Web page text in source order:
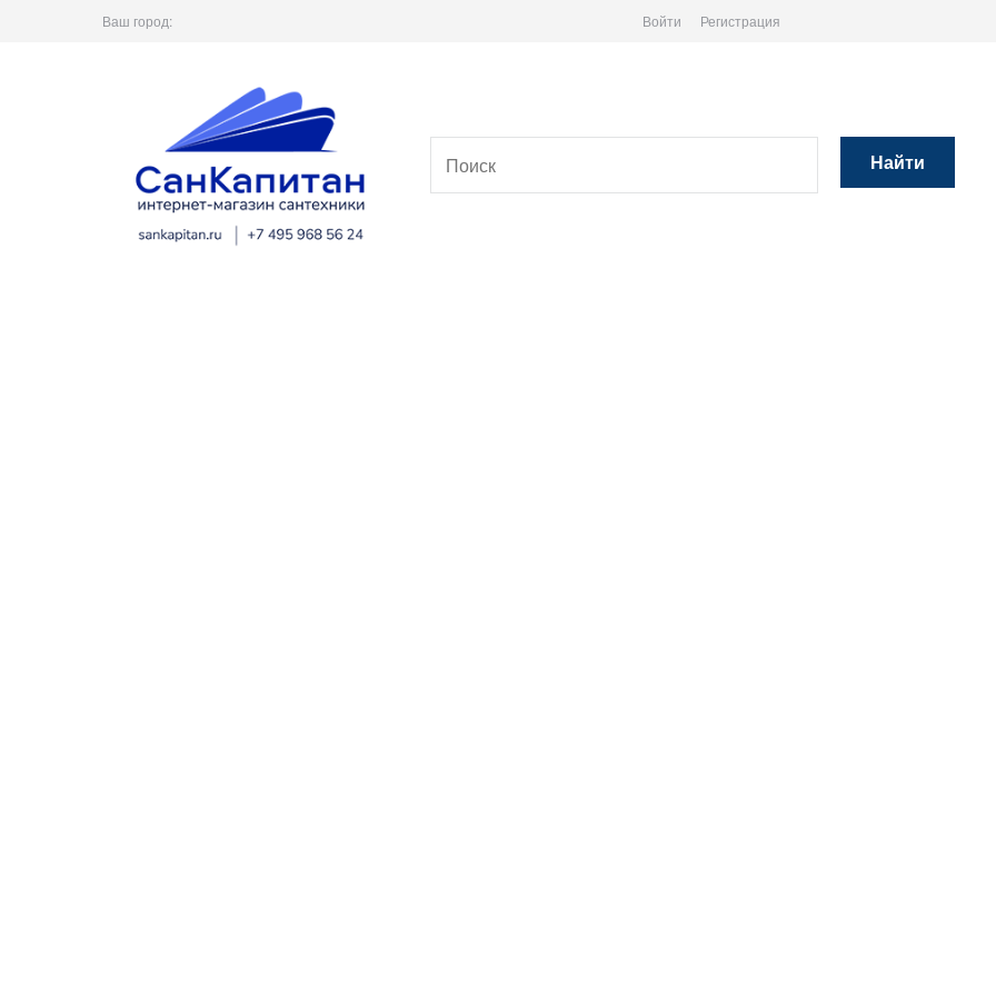
Ваш город: Войти Регистрация
Найти